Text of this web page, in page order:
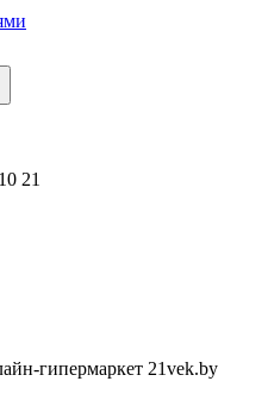
21
гипермаркет 21vek.by